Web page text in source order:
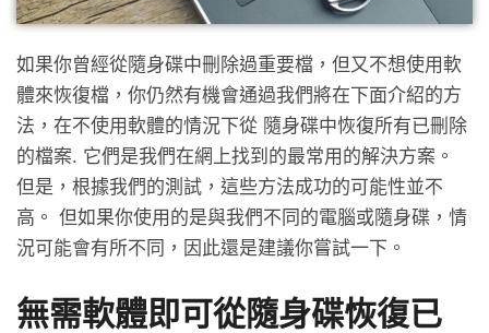
如果你曾經從隨身碟中刪除過重要檔，但又不想使用軟
體來恢復檔，你仍然有機會通過我們將在下面介紹的方
法，在不使用軟體的情況下從 隨身碟中恢復所有已刪除
的檔案. 它們是我們在網上找到的最常用的解決方案。
但是，根據我們的測試，這些方法成功的可能性並不
高。 但如果你使用的是與我們不同的電腦或隨身碟，情
況可能會有所不同，因此還是建議你嘗試一下。
無需軟體即可從隨身碟恢復已